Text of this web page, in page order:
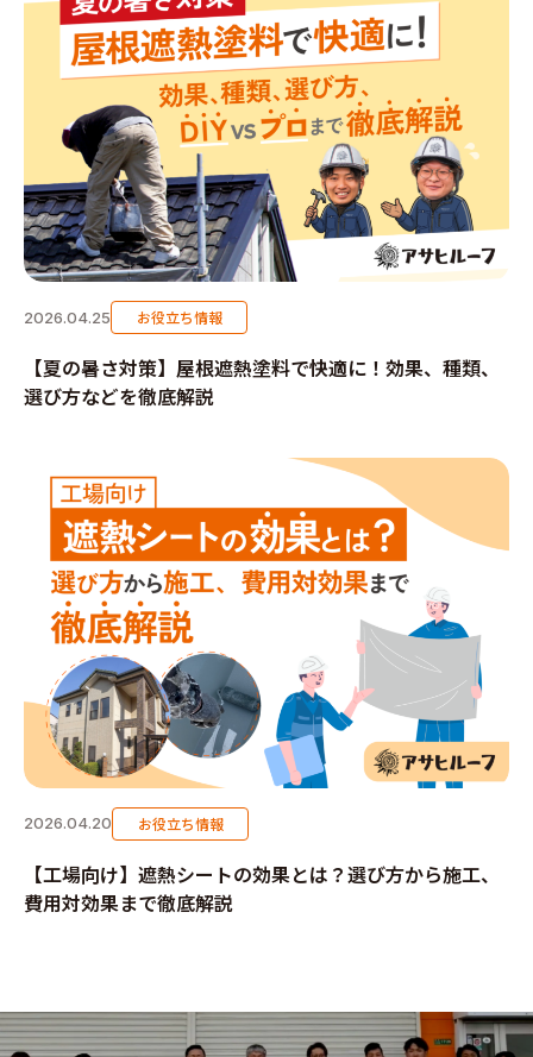
2026.04.25 お役立ち情報
【夏の暑さ対策】屋根遮熱塗料で快適に！効果、種類、
選び方などを徹底解説
2026.04.20 お役立ち情報
【工場向け】遮熱シートの効果とは？選び方から施工、
費用対効果まで徹底解説